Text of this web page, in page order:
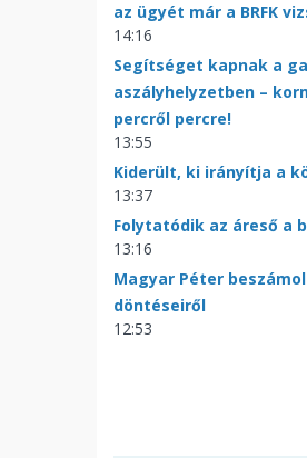
az ügyét már a BRFK
14:16
Segítséget kapnak a
aszályhelyzetben –
percről percre!
13:55
Kiderült, ki irányítja a
13:37
Folytatódik az áreső a
13:16
Magyar Péter
döntéseiről
12:53